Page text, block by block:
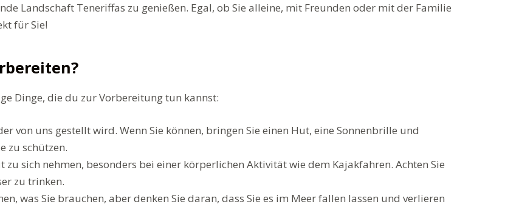
Landschaft Teneriffas zu genießen. Egal, ob Sie alleine, mit Freunden oder mit der Familie
für Sie!
Dinge, die du zur Vorbereitung tun kannst:
von uns gestellt wird. Wenn Sie können, bringen Sie einen Hut, eine Sonnenbrille und
zu schützen.
sich nehmen, besonders bei einer körperlichen Aktivität wie dem Kajakfahren. Achten Sie
zu trinken.
was Sie brauchen, aber denken Sie daran, dass Sie es im Meer fallen lassen und verlieren